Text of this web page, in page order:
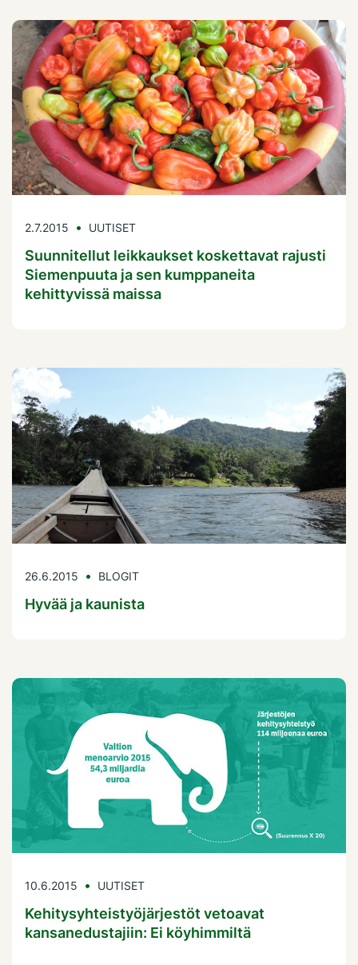
2.7.2015 UUTISET
Suunnitellut leikkaukset koskettavat rajusti
Siemenpuuta ja sen kumppaneita
kehittyvissä maissa
26.6.2015 BLOGIT
Hyvää ja kaunista
10.6.2015 UUTISET
Kehitysyhteistyöjärjestöt vetoavat
kansanedustajiin: Ei köyhimmiltä